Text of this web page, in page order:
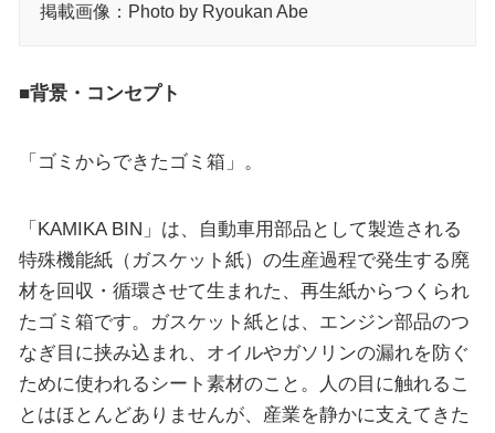
掲載画像：Photo by Ryoukan Abe
■背景・コンセプト
「ゴミからできたゴミ箱」。
「KAMIKA BIN」は、自動車用部品として製造される
特殊機能紙（ガスケット紙）の生産過程で発生する廃
材を回収・循環させて生まれた、再生紙からつくられ
たゴミ箱です。ガスケット紙とは、エンジン部品のつ
なぎ目に挟み込まれ、オイルやガソリンの漏れを防ぐ
ために使われるシート素材のこと。人の目に触れるこ
とはほとんどありませんが、産業を静かに支えてきた